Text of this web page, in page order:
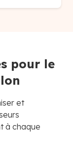
pour le
et
à chaque